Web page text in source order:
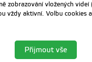
zobrazování vložených
vždy aktivní. Volbu
Přijmout vše